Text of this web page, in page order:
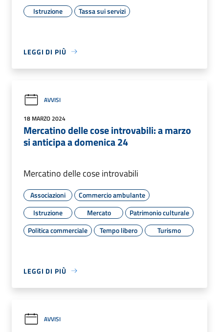
Istruzione Tassa sui servizi
LEGGI DI PIÙ
AVVISI
18 MARZO 2024
Mercatino delle cose introvabili: a marzo
si anticipa a domenica 24
Mercatino delle cose introvabili
Associazioni
Commercio ambulante
Istruzione
Mercato
Patrimonio culturale
Politica commerciale
Tempo libero Turismo
LEGGI DI PIÙ
AVVISI